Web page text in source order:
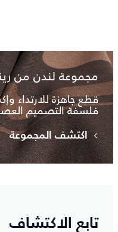
مجموعة لندن من
قطع جاهزة للارتداء
فلسفة التصميم
اكتشف المجموعة
تابع الاكتشاف